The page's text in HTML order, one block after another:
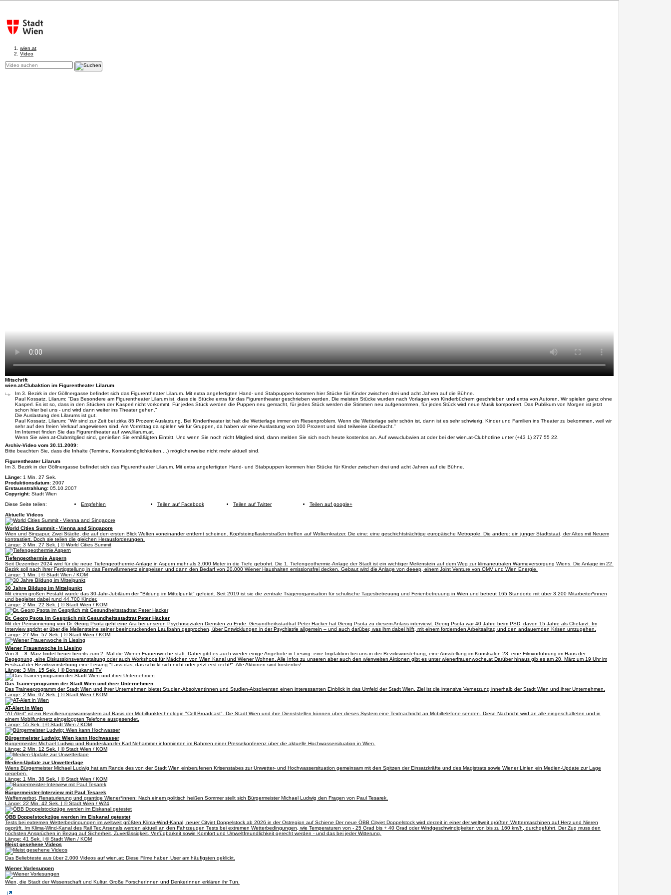
wien.at
Video
Mitschrift
wien.at-Clubaktion im Figurentheater Lilarum
Im 3. Bezirk in der Göllnergasse befindet sich das Figurentheater Lilarum. Mit extra angefertigten Hand- und Stabpuppen kommen hier Stücke für Kinder zwischen drei und acht Jahren auf die Bühne.
Paul Kossatz, Lilarum: "Das Besondere am Figurentheater Lilarum ist, dass die Stücke extra für das Figurentheater geschrieben werden. Die meisten Stücke wurden nach Vorlagen von Kinderbüchern geschrieben und extra von Autoren. Wir spielen ganz ohne
Kasperl. Es ist so, dass in den Stücken der Kasperl nicht vorkommt. Für jedes Stück werden die Puppen neu gemacht, für jedes Stück werden die Stimmen neu aufgenommen, für jedes Stück wird neue Musik komponiert. Das Publikum von Morgen ist jetzt
schon hier bei uns - und wird dann weiter ins Theater gehen."
Die Auslastung des Lilarums ist gut.
Paul Kossatz, Lilarum: "Wir sind zur Zeit bei zirka 85 Prozent Auslastung. Bei Kindertheater ist halt die Wetterlage immer ein Riesenproblem. Wenn die Wetterlage sehr schön ist, dann ist es sehr schwierig, Kinder und Familien ins Theater zu bekommen, weil wir
sehr auf den freien Verkauf angewiesen sind. Am Vormittag da spielen wir für Gruppen, da haben wir eine Auslastung von 100 Prozent und sind teilweise überbucht."
Im Internet finden Sie das Figurentheater auf www.lilarum.at.
Wenn Sie wien.at-Clubmitglied sind, genießen Sie ermäßigten Eintritt. Und wenn Sie noch nicht Mitglied sind, dann melden Sie sich noch heute kostenlos an. Auf www.clubwien.at oder bei der wien.at-Clubhotline unter (+43 1) 277 55 22.
Archiv-Video vom 30.11.2009:
Bitte beachten Sie, dass die Inhalte (Termine, Kontaktmöglichkeiten,...) möglicherweise nicht mehr aktuell sind.
Figurentheater Lilarum
Im 3. Bezirk in der Göllnergasse befindet sich das Figurentheater Lilarum. Mit extra angefertigten Hand- und Stabpuppen kommen hier Stücke für Kinder zwischen drei und acht Jahren auf die Bühne.
Länge: 1 Min. 27 Sek.
Produktionsdatum: 2007
Erstausstrahlung: 05.10.2007
Copyright: Stadt Wien
Diese Seite teilen:
Empfehlen Teilen auf Facebook Teilen auf Twitter
Teilen auf google+
Aktuelle Videos
World Cities Summit - Vienna and Singapore
Wien und Singapur. Zwei Städte, die auf den ersten Blick Welten voneinander entfernt scheinen. Kopfsteinpflasterstraßen treffen auf Wolkenkratzer. Die eine: eine geschichtsträchtige europäische Metropole. Die andere: ein junger Stadtstaat, der Altes mit Neuem
kontrastiert. Doch sie teilen die gleichen Herausforderungen.
Länge: 3 Min. 27 Sek. | © World Cities Summit
Tiefengeothermie Aspern
Seit Dezember 2024 wird für die neue Tiefengeothermie-Anlage in Aspern mehr als 3.000 Meter in die Tiefe gebohrt. Die 1. Tiefengeothermie-Anlage der Stadt ist ein wichtiger Meilenstein auf dem Weg zur klimaneutralen Wärmeversorgung Wiens. Die Anlage im 22.
Bezirk soll nach ihrer Fertigstellung in das Fernwärmenetz einspeisen und dann den Bedarf von 20.000 Wiener Haushalten emissionsfrei decken. Gebaut wird die Anlage von deeep, einem Joint Venture von OMV und Wien Energie.
Länge: 1 Min. | © Stadt Wien / KOM
30 Jahre Bildung im Mittelpunkt
Mit einem großen Festakt wurde das 30-Jahr-Jubiläum der "Bildung im Mittelpunkt" gefeiert. Seit 2019 ist sie die zentrale Trägerorganisation für schulische Tagesbetreuung und Ferienbetreuung in Wien und betreut 165 Standorte mit über 3.200 Mitarbeiter*innen
und begleitet dabei rund 44.700 Kinder.
Länge: 2 Min. 22 Sek. | © Stadt Wien / KOM
Dr. Georg Psota im Gespräch mit Gesundheitsstadtrat Peter Hacker
Mit der Pensionierung von Dr. Georg Psota geht eine Ära bei unseren Psychosozialen Diensten zu Ende. Gesundheitsstadtrat Peter Hacker hat Georg Psota zu diesem Anlass interviewt. Georg Psota war 40 Jahre beim PSD, davon 15 Jahre als Chefarzt. Im
Interview spricht er über die Meilensteine seiner beeindruckenden Laufbahn gesprochen, über Entwicklungen in der Psychiatrie allgemein – und auch darüber, was ihm dabei hilft, mit einem fordernden Arbeitsalltag und den andauernden Krisen umzugehen.
Länge: 27 Min. 57 Sek. | © Stadt Wien / KOM
Wiener Frauenwoche in Liesing
Von 3. - 8. März findet heuer bereits zum 2. Mal die Wiener Frauenwoche statt. Dabei gibt es auch wieder einige Angebote in Liesing: eine Impfaktion bei uns in der Bezirksvorstehung, eine Ausstellung im Kunstsalon 23, eine Filmvorführung im Haus der
Begegnung, eine Diskussionsveranstaltung oder auch Workshops für Mädchen von Wien Kanal und Wiener Wohnen. Alle Infos zu unseren aber auch den wienweiten Aktionen gibt es unter wienerfrauenwoche.at Darüber hinaus gib es am 20. März um 19 Uhr im
Festsaal der Bezirksvorstehung eine Lesung "Lass das, das schickt sich nicht oder jetzt erst recht!". Alle Aktionen sind kostenlos!
Länge: 3 Min. 15 Sek. | © Donaukanal TV
Das Traineeprogramm der Stadt Wien und ihrer Unternehmen
Das Traineeprogramm der Stadt Wien und ihrer Unternehmen bietet Studien-Absolventinnen und Studien-Absolventen einen interessanten Einblick in das Umfeld der Stadt Wien. Ziel ist die intensive Vernetzung innerhalb der Stadt Wien und ihrer Unternehmen.
Länge: 2 Min. 07 Sek. | © Stadt Wien / KOM
AT-Alert in Wien
"AT-Alert" ist ein Bevölkerungswarnsystem auf Basis der Mobilfunktechnologie "Cell Broadcast". Die Stadt Wien und ihre Dienststellen können über dieses System eine Textnachricht an Mobiltelefone senden. Diese Nachricht wird an alle eingeschalteten und in
einem Mobilfunknetz eingeloggten Telefone ausgesendet.
Länge: 55 Sek. | © Stadt Wien / KOM
Bürgermeister Ludwig: Wien kann Hochwasser
Bürgermeister Michael Ludwig und Bundeskanzler Karl Nehammer informierten im Rahmen einer Pressekonferenz über die aktuelle Hochwassersituation in Wien.
Länge: 2 Min. 12 Sek. | © Stadt Wien / KOM
Medien-Update zur Unwetterlage
Wiens Bürgermeister Michael Ludwig hat am Rande des von der Stadt Wien einberufenen Krisenstabes zur Unwetter- und Hochwassersituation gemeinsam mit den Spitzen der Einsatzkräfte und des Magistrats sowie Wiener Linien ein Medien-Update zur Lage
gegeben.
Länge: 1 Min. 38 Sek. | © Stadt Wien / KOM
Bürgermeister-Interview mit Paul Tesarek
Waffenverbot, Renaturierung und grantige Wiener*innen: Nach einem politisch heißen Sommer stellt sich Bürgermeister Michael Ludwig den Fragen von Paul Tesarek.
Länge: 22 Min. 42 Sek. | © Stadt Wien / W24
ÖBB Doppelstockzüge werden im Eiskanal getestet
Tests bei extremen Wetterbedingungen im weltweit größten Klima-Wind-Kanal, neuer Cityjet Doppelstock ab 2026 in der Ostregion auf Schiene Der neue ÖBB Cityjet Doppelstock wird derzeit in einer der weltweit größten Wettermaschinen auf Herz und Nieren
geprüft. Im Klima-Wind-Kanal des Rail Tec Arsenals werden aktuell an den Fahrzeugen Tests bei extremen Wetterbedingungen, wie Temperaturen von - 25 Grad bis + 40 Grad oder Windgeschwindigkeiten von bis zu 160 km/h, durchgeführt. Der Zug muss den
höchsten Ansprüchen in Bezug auf Sicherheit, Zuverlässigkeit, Verfügbarkeit sowie Komfort und Umweltfreundlichkeit gerecht werden - und das bei jeder Witterung.
Länge: 41 Sek. | © Stadt Wien / KOM
Meist gesehene Videos
Das Beliebteste aus über 2.000 Videos auf wien.at: Diese Filme haben User am häufigsten geklickt.
Wiener Vorlesungen
Wien, die Stadt der Wissenschaft und Kultur. Große ForscherInnen und DenkerInnen erklären ihr Tun.